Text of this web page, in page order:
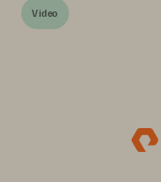
Video